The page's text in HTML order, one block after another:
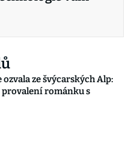
ozvala ze švýcarských Alp:
provalení románku s